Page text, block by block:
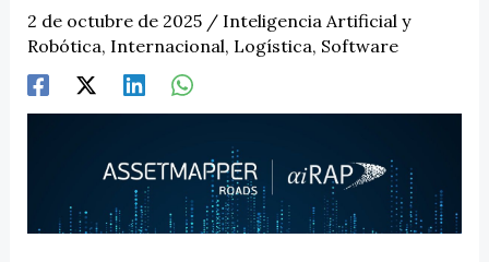
2 de octubre de 2025 / Inteligencia Artificial y
Robótica, Internacional, Logística, Software